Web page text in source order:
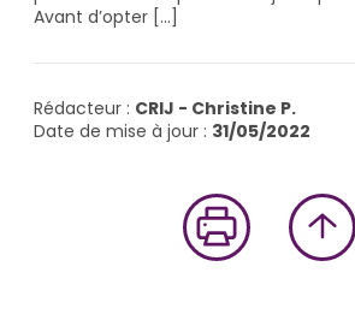
Avant d’opter [...]
janvier
Info-
Jeunes
Rédacteur : CRIJ - Christine P.
Date de mise à jour : 31/05/2022